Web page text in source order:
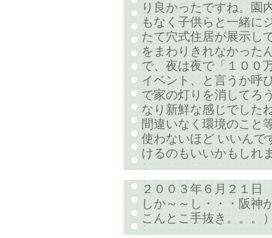
り良かったですね。園
もなく子供らと一緒に
たて穴式住居が展示し
をまわりきれなかった
で、夜は夜で「１００
イベント、と言うか呼
で家の灯りを消してろ
なり新鮮な感じでした
間違いなく環境のこと
使わないほど いいんで
けるのもいいかもしれ
２００３年６月２１日
しか～～し・・・阪神
こんとこ手抜き。。。